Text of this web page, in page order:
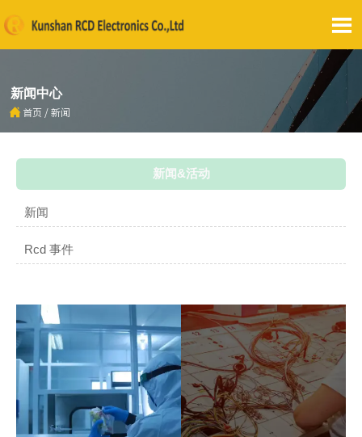

新闻中心
 首页 / 新闻
新闻&活动
新闻
Rcd 事件